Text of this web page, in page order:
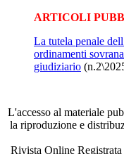
ARTICOLI
La tutela penale
ordinamenti
giudiziario
L'accesso al materiale
la riproduzione e
Rivista Online